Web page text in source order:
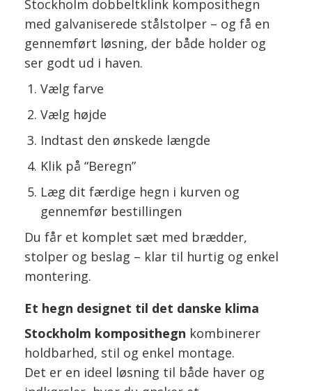
Stockholm dobbeltklink komposithegn
med galvaniserede stålstolper – og få en
gennemført løsning, der både holder og
ser godt ud i haven.
Vælg farve
Vælg højde
Indtast den ønskede længde
Klik på “Beregn”
Læg dit færdige hegn i kurven og
gennemfør bestillingen
Du får et komplet sæt med brædder,
stolper og beslag – klar til hurtig og enkel
montering.
Et hegn designet til det danske klima
Stockholm komposithegn kombinerer
holdbarhed, stil og enkel montage.
Det er en ideel løsning til både haver og